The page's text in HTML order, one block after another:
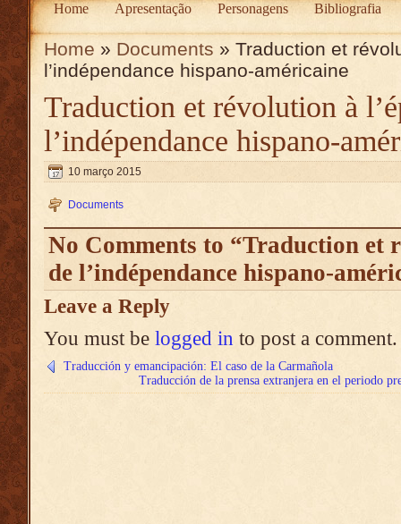
Home Apresentação Personagens Bibliografia
Home » Documents » Traduction et
l’indépendance hispano-américaine
Traduction et révolution à
l’indépendance hispano-
10 março 2015
Documents
No Comments to “Traduction et
de l’indépendance hispano-
Leave a Reply
You must be logged in to post a comment.
Traducción y emancipación: El caso de la Carmañola
Traducción de la prensa extranjera en el periodo